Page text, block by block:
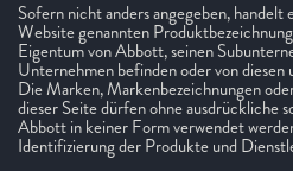
Sofern nicht anders angegeben, handelt
Website genannten
Eigentum von Abbott, seinen
Unternehmen befinden oder von diesen
Die Marken, Markenbezeichnungen
dieser Seite dürfen ohne ausdrückliche
Abbott in keiner Form verwendet
Identifizierung der Produkte und